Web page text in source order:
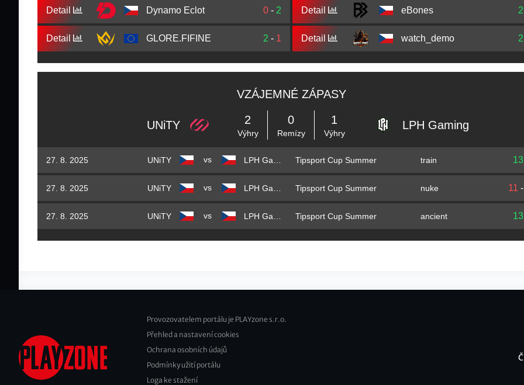
Detail Dynamo Eclot 0 - 2
Detail GLORE.FIFINE 2 - 1
Detail eBones 2
Detail watch_demo 2
VZÁJEMNÉ ZÁPASY
UNiTY 2
Výhry
0
Remízy
1
Výhry
LPH Gaming
27. 8. 2025 UNiTY vs Tipsport Cup Summer train 13
27. 8. 2025 UNiTY vs Tipsport Cup Summer nuke 11
27. 8. 2025 UNiTY vs Tipsport Cup Summer ancient 13
Footer
2
Provozovatelem portálu je PLAYzone s.r.o.
Přehled a nastavení cookies
Ochrana osobních údajů
Podmínky užití portálu
Loga ke stažení